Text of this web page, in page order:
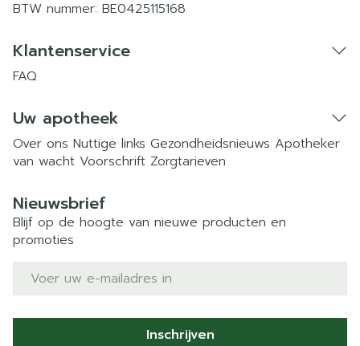
BTW nummer: BE0425115168
Klantenservice
FAQ
Uw apotheek
Over ons Nuttige links Gezondheidsnieuws Apotheker
van wacht Voorschrift Zorgtarieven
Nieuwsbrief
Blijf op de hoogte van nieuwe producten en
promoties
E-mail adres
Inschrijven